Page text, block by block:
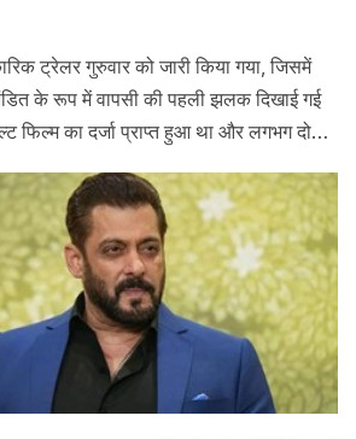
ट्रेलर गुरुवार को जारी किया गया, जिसमें
के रूप में वापसी की पहली झलक दिखाई गई
फिल्म का दर्जा प्राप्त हुआ था और लगभग दो